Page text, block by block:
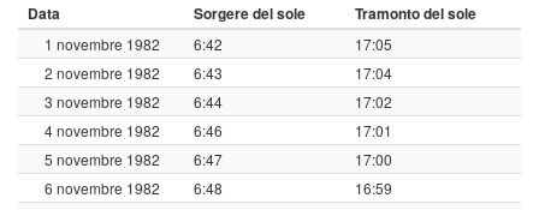
Data Sorgere del sole Tramonto del sole
1 novembre 1982 6:42
17:05
2 novembre 1982
6:43
17:04
3 novembre 1982
6:44
17:02
4 novembre 1982
6:46
17:01
5 novembre 1982
6:47
17:00
6 novembre 1982
6:48
16:59